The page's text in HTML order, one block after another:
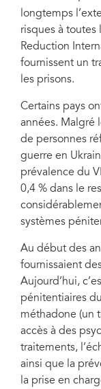
longtemps
risques à toutes
Reduction
fournissent un
les prisons.
Certains pays
années. Malgré
de personnes
guerre en
prévalence du
0,4 % dans le
systèmes
Au début des
fournissaient
Aujourd’hui,
pénitentiaires
méthadone (un
accès à des
traitements,
ainsi que la
la prise en